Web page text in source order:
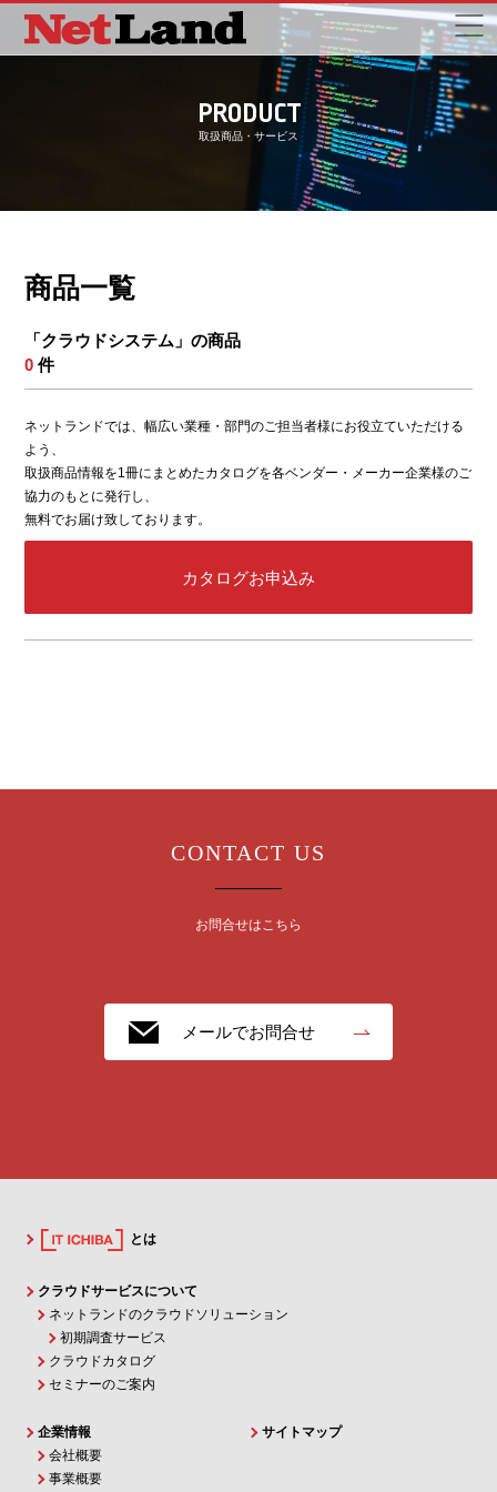
PRODUCT
取扱商品・サービス
商品一覧
「クラウドシステム」の商品
0 件
ネットランドでは、幅広い業種・部門のご担当者様にお役立ていただける
よう、
取扱商品情報を1冊にまとめたカタログを各ベンダー・メーカー企業様のご
協力のもとに発行し、
無料でお届け致しております。
カタログお申込み
CONTACT US
お問合せはこちら
メールでお問合せ
とは
クラウドサービスについて
ネットランドのクラウドソリューション
初期調査サービス
クラウドカタログ
セミナーのご案内
企業情報
会社概要
事業概要
サイトマップ